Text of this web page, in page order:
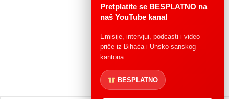
Pretplatite se BESPLATNO na
naš YouTube kanal
Emisije, intervjui, podcasti i video
priče iz Bihaća i Unsko-sanskog
kantona.
BESPLATNO